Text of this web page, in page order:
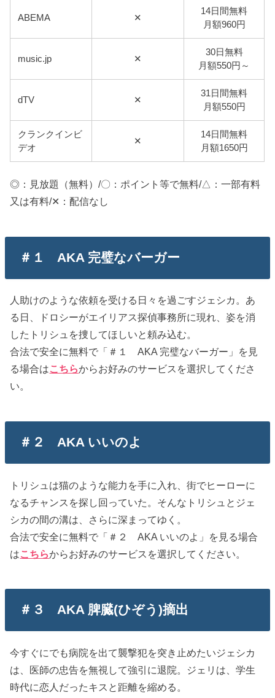
ABEMA ✕
14日間無料
月額960円
music.jp ✕
30日無料
月額550円～
dTV ✕
31日間無料
月額550円
クランクインビ
デオ
✕
14日間無料
月額1650円
◎：見放題（無料）/〇：ポイント等で無料/△：一部有料
又は有料/✕：配信なし
＃１ AKA 完璧なバーガー
人助けのような依頼を受ける日々を過ごすジェシカ。あ
る日、ドロシーがエイリアス探偵事務所に現れ、姿を消
したトリシュを捜してほしいと頼み込む。
合法で安全に無料で「＃１ AKA 完璧なバーガー」を見
る場合はこちらからお好みのサービスを選択してくださ
い。
＃２ AKA いいのよ
トリシュは猫のような能力を手に入れ、街でヒーローに
なるチャンスを探し回っていた。そんなトリシュとジェ
シカの間の溝は、さらに深まってゆく。
合法で安全に無料で「＃２ AKA いいのよ」を見る場合
はこちらからお好みのサービスを選択してください。
＃３ AKA 脾臓(ひぞう)摘出
今すぐにでも病院を出て襲撃犯を突き止めたいジェシカ
は、医師の忠告を無視して強引に退院。ジェリは、学生
時代に恋人だったキスと距離を縮める。